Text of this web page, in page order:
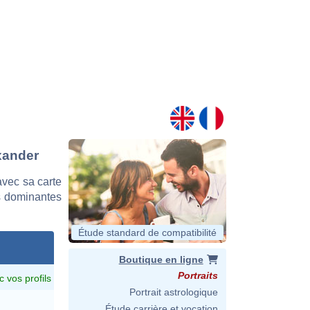
sa carte
vos profils
Étude standard de compatibilité
Boutique en ligne
Portraits
Portrait astrologique